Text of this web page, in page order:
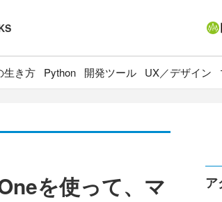
生き方 Python 開発ツール UX／デザイン
を使って、マ
ア